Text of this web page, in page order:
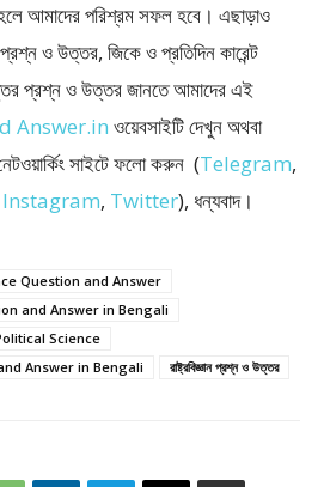
আমাদের পরিশ্রম সফল হবে। এছাড়াও
ও উত্তর, জিকে ও প্রতিদিন কারেন্ট
প্রশ্ন ও উত্তর জানতে আমাদের এই
Answer.in ওয়েবসাইটি দেখুন অথবা
সাইটে ফলো করুন (Telegram,
Instagram, Twitter), ধন্যবাদ।
Question and Answer
and Answer in Bengali
Science
Answer in Bengali
রাষ্ট্রবিজ্ঞান প্রশ্ন ও উত্তর